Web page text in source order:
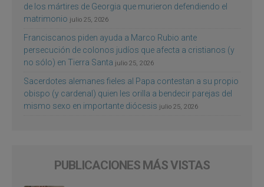
de los mártires de Georgia que murieron defendiendo el
matrimonio julio 25, 2026
Franciscanos piden ayuda a Marco Rubio ante
persecución de colonos judíos que afecta a cristianos (y
no sólo) en Tierra Santa julio 25, 2026
Sacerdotes alemanes fieles al Papa contestan a su propio
obispo (y cardenal) quien les orilla a bendecir parejas del
mismo sexo en importante diócesis julio 25, 2026
PUBLICACIONES MÁS VISTAS